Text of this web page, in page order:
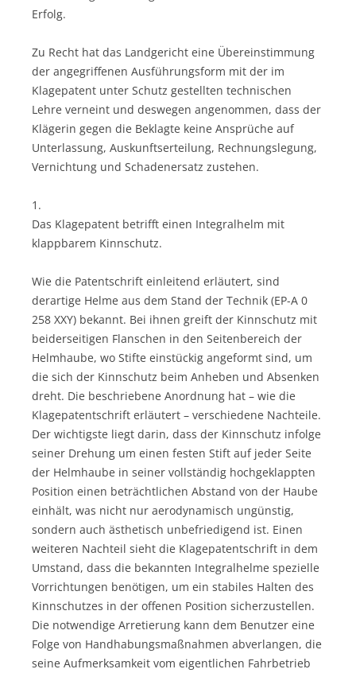
Erfolg.
Zu Recht hat das Landgericht eine Übereinstimmung
der angegriffenen Ausführungsform mit der im
Klagepatent unter Schutz gestellten technischen
Lehre verneint und deswegen angenommen, dass der
Klägerin gegen die Beklagte keine Ansprüche auf
Unterlassung, Auskunftserteilung, Rechnungslegung,
Vernichtung und Schadenersatz zustehen.
1.
Das Klagepatent betrifft einen Integralhelm mit
klappbarem Kinnschutz.
Wie die Patentschrift einleitend erläutert, sind
derartige Helme aus dem Stand der Technik (EP-A 0
258 XXY) bekannt. Bei ihnen greift der Kinnschutz mit
beiderseitigen Flanschen in den Seitenbereich der
Helmhaube, wo Stifte einstückig angeformt sind, um
die sich der Kinnschutz beim Anheben und Absenken
dreht. Die beschriebene Anordnung hat – wie die
Klagepatentschrift erläutert – verschiedene Nachteile.
Der wichtigste liegt darin, dass der Kinnschutz infolge
seiner Drehung um einen festen Stift auf jeder Seite
der Helmhaube in seiner vollständig hochgeklappten
Position einen beträchtlichen Abstand von der Haube
einhält, was nicht nur aerodynamisch ungünstig,
sondern auch ästhetisch unbefriedigend ist. Einen
weiteren Nachteil sieht die Klagepatentschrift in dem
Umstand, dass die bekannten Integralhelme spezielle
Vorrichtungen benötigen, um ein stabiles Halten des
Kinnschutzes in der offenen Position sicherzustellen.
Die notwendige Arretierung kann dem Benutzer eine
Folge von Handhabungsmaßnahmen abverlangen, die
seine Aufmerksamkeit vom eigentlichen Fahrbetrieb